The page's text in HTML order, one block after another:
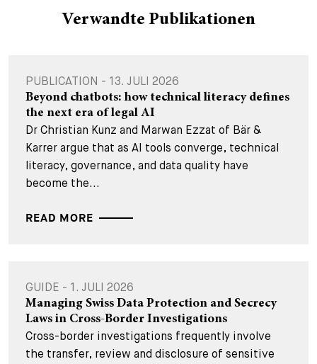
Verwandte Publikationen
PUBLICATION - 13. JULI 2026
Beyond chatbots: how technical literacy defines
the next era of legal AI
Dr Christian Kunz and Marwan Ezzat of Bär &
Karrer argue that as AI tools converge, technical
literacy, governance, and data quality have
become the...
READ MORE
GUIDE - 1. JULI 2026
Managing Swiss Data Protection and Secrecy
Laws in Cross-Border Investigations
Cross-border investigations frequently involve
the transfer, review and disclosure of sensitive